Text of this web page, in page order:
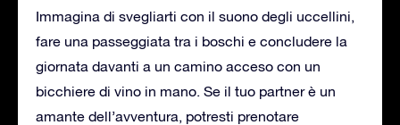
Immagina di svegliarti con il suono degli uccellini,
fare una passeggiata tra i boschi e concludere la
giornata davanti a un camino acceso con un
bicchiere di vino in mano. Se il tuo partner è un
amante dell’avventura, potresti prenotare